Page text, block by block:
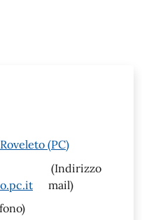
(PC)
(Indirizzo
mail)